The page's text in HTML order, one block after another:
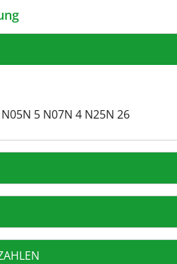
5 N07N 4 N25N 26